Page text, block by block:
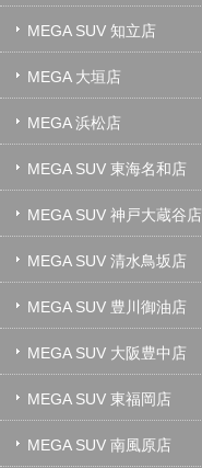
MEGA SUV 知立店
MEGA 大垣店
MEGA 浜松店
MEGA SUV 東海名和店
MEGA SUV 神戸大蔵谷店
MEGA SUV 清水鳥坂店
MEGA SUV 豊川御油店
MEGA SUV 大阪豊中店
MEGA SUV 東福岡店
MEGA SUV 南風原店